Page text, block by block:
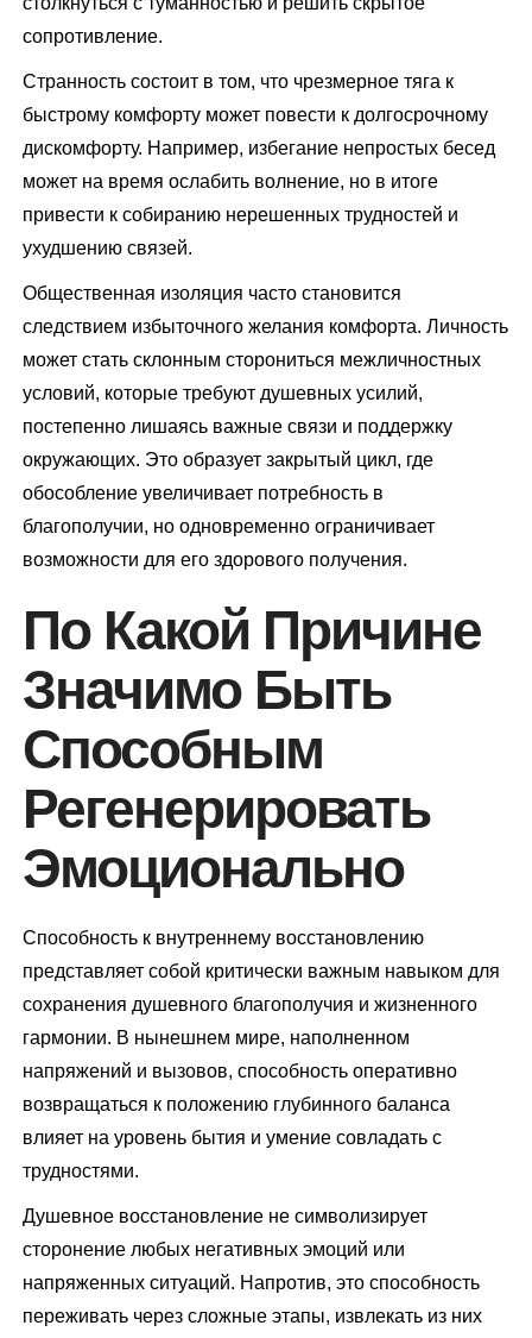
сопротивление.
Странность состоит в том, что чрезмерное тяга к
быстрому комфорту может повести к долгосрочному
дискомфорту. Например, избегание непростых бесед
может на время ослабить волнение, но в итоге
привести к собиранию нерешенных трудностей и
ухудшению связей.
Общественная изоляция часто становится
следствием избыточного желания комфорта. Личность
может стать склонным сторониться межличностных
условий, которые требуют душевных усилий,
постепенно лишаясь важные связи и поддержку
окружающих. Это образует закрытый цикл, где
обособление увеличивает потребность в
благополучии, но одновременно ограничивает
возможности для его здорового получения.
По Какой Причине
Значимо Быть
Способным
Регенерировать
Эмоционально
Способность к внутреннему восстановлению
представляет собой критически важным навыком для
сохранения душевного благополучия и жизненного
гармонии. В нынешнем мире, наполненном
напряжений и вызовов, способность оперативно
возвращаться к положению глубинного баланса
влияет на уровень бытия и умение совладать с
трудностями.
Душевное восстановление не символизирует
сторонение любых негативных эмоций или
напряженных ситуаций. Напротив, это способность
переживать через сложные этапы, извлекать из них